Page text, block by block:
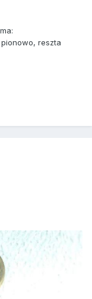
reszta